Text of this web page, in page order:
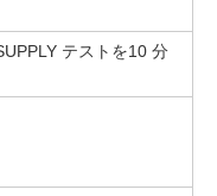
テストを10 分